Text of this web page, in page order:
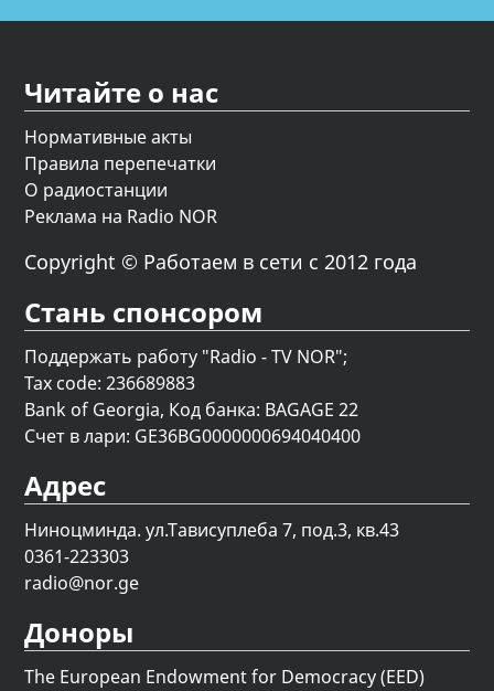
Читайте о нас
Нормативные акты
Правила перепечатки
О радиостанции
Реклама на Radio NOR
Copyright © Работаем в сети с 2012 года
Стань спонсором
Поддержать работу "Radio - TV NOR";
Tax code: 236689883
Bank of Georgia, Код банка: BAGAGE 22
Счет в лари: GE36BG0000000694040400
Адрес
Ниноцминда. ул.Тависуплеба 7, под.3, кв.43
0361-223303
radio@nor.ge
Доноры
The European Endowment for Democracy (EED)